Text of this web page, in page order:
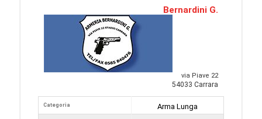
Bernardini G.
via Piave 22
54033 Carrara
Categoria
Arma Lunga